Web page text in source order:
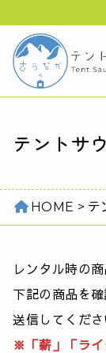
テントサ
HOME
レンタル時の商
下記の商品を
送信してくださ
※「薪」「ライ